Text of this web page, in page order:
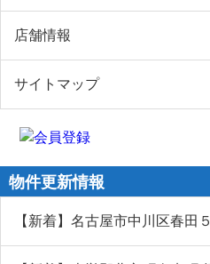
店舗情報
サイトマップ
物件更新情報
【新着】名古屋市中川区春田